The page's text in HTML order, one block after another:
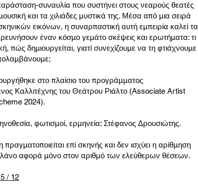
συναυλία που συστήνει στους νεαρούς θεατές
και τα χιλιάδες μυστικά της. Μέσα από μια σειρά
εικόνων, η συναρπαστική αυτή εμπειρία καλεί τα
έναν κόσμο γεμάτο σκέψεις και ερωτήματα: τι
πώς δημιουργείται, γιατί συνεχίζουμε να τη φτιάχνουμε
στο πλαίσιο του προγράμματος
Καλλιτέχνης του Θεάτρου Ριάλτο (Associate Artist
2024).
φωτισμοί, ερμηνεία: Στέφανος Δρουσιώτης.
επί σκηνής και δεν ισχύει η αρίθμηση
αφορά μόνο στον αριθμό των ελεύθερων θέσεων.
/ 12